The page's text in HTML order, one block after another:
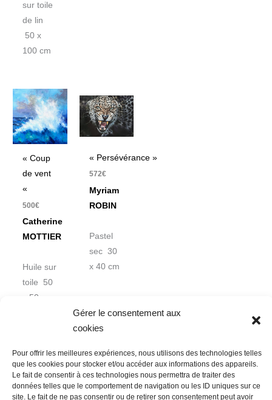
Gérer le consentement aux
cookies
Pour offrir les meilleures expériences, nous utilisons des technologies telles
que les cookies pour stocker et/ou accéder aux informations des appareils.
Le fait de consentir à ces technologies nous permettra de traiter des
données telles que le comportement de navigation ou les ID uniques sur ce
site. Le fait de ne pas consentir ou de retirer son consentement peut avoir
sur toile
de lin
50 x
100 cm
« Coup
de vent
«
500€
Catherine
MOTTIER
Huile sur
toile 50
x 50 cm
« Persévérance »
572€
Myriam
ROBIN
Pastel
sec 30
x 40 cm
Nous contacter Conditions Générales de Ventes